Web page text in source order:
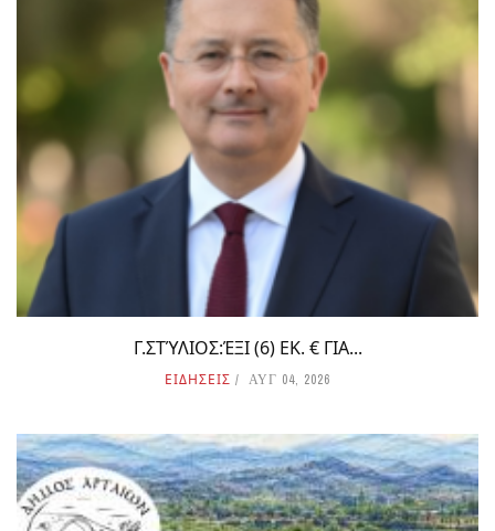
Γ.ΣΤΎΛΙΟΣ:ΈΞΙ (6) ΕΚ. € ΓΙΑ...
ΕΙΔΗΣΕΙΣ ΑΥΓ 04, 2026